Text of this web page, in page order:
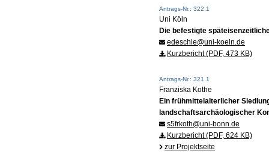
Antrags-Nr.: 322.1
Uni Köln
Die befestigte
edeschle@uni-koeln.de
Kurzbericht (PDF, 473 KB)
Antrags-Nr.: 321.1
Franziska Kothe
Ein frühmittelalterlicher
landschaftsarchäologischer
s5frkoth@uni-bonn.de
Kurzbericht (PDF, 624 KB)
zur Projektseite